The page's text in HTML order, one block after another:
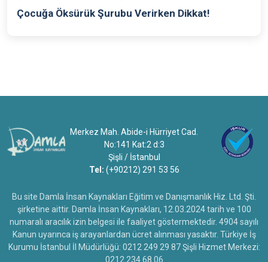
Çocuğa Öksürük Şurubu Verirken Dikkat!
Merkez Mah. Abide-i Hürriyet Cad.
No:141 Kat:2 d:3
Şişli / İstanbul
Tel: (+90212) 291 53 56
Bu site Damla İnsan Kaynakları Eğitim ve Danışmanlık Hiz. Ltd. Şti.
şirketine aittir. Damla İnsan Kaynakları, 12.03.2024 tarih ve 100
numaralı aracılık izin belgesi ile faaliyet göstermektedir. 4904 sayılı
Kanun uyarınca iş arayanlardan ücret alınması yasaktır. Türkiye İş
Kurumu İstanbul İl Müdürlüğü: 0212 249 29 87 Şişli Hizmet Merkezi:
0212 234 68 06